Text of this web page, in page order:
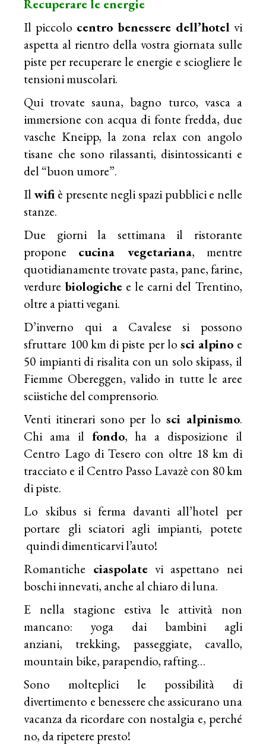
Recuperare le energie
Il piccolo centro benessere dell’hotel vi
aspetta al rientro della vostra giornata sulle
piste per recuperare le energie e sciogliere le
tensioni muscolari.
Qui trovate sauna, bagno turco, vasca a
immersione con acqua di fonte fredda, due
vasche Kneipp, la zona relax con angolo
tisane che sono rilassanti, disintossicanti e
del “buon umore”.
Ilwifi è presente negli spazi pubblici e nelle
stanze.
Due giorni la settimana il ristorante
propone cucina vegetariana, mentre
quotidianamente trovate pasta, pane, farine,
verdure biologichee le carni del Trentino,
oltre a piatti vegani.
D’inverno qui a Cavalese si possono
sfruttare 100 km di piste per losci alpino e
50 impianti di risalita con un solo skipass, il
Fiemme Obereggen, valido in tutte le aree
sciistiche del comprensorio.
Venti itinerari sono per lo sci alpinismo.
Chi ama il fondo, ha a disposizione il
Centro Lago di Tesero con oltre 18 km di
tracciato e il Centro Passo Lavazè con 80 km
di piste.
Lo skibus si ferma davanti all’hotel per
portare gli sciatori agli impianti, potete
quindi dimenticarvi l’auto!
Romantiche ciaspolatevi aspettano nei
boschi innevati, anche al chiaro di luna.
E nella stagione estiva le attività non
mancano: yoga dai bambini agli
anziani, trekking, passeggiate, cavallo,
mountain bike, parapendio, rafting…
Sono molteplici le possibilità di
divertimento e benessere che assicurano una
vacanza da ricordare con nostalgia e, perché
no, da ripetere presto!